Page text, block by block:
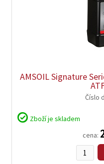
AMSOIL Signature
cena:
Číslo
Zboží je skladem